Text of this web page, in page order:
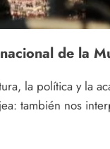
de la
la política y la
también nos